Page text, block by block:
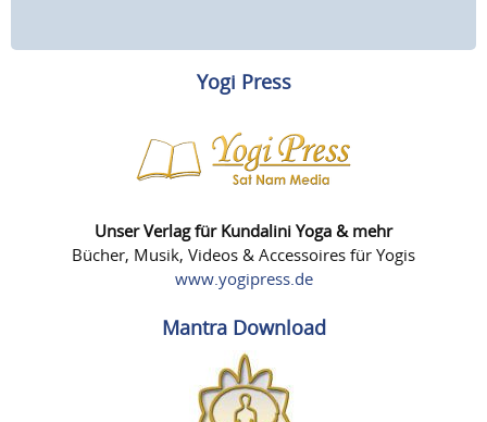
Yogi Press
Unser Verlag für Kundalini Yoga & mehr
Bücher, Musik, Videos & Accessoires für Yogis
www.yogipress.de
Mantra Download